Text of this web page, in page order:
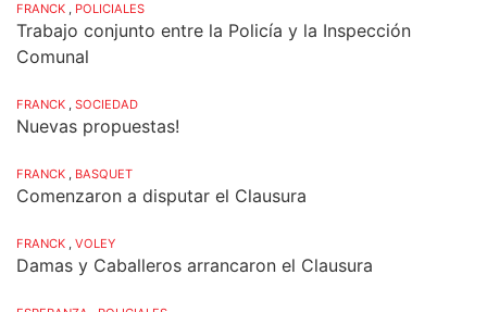
FRANCK , POLICIALES
Trabajo conjunto entre la Policía y la Inspección
Comunal
FRANCK , SOCIEDAD
Nuevas propuestas!
FRANCK , BASQUET
Comenzaron a disputar el Clausura
FRANCK , VOLEY
Damas y Caballeros arrancaron el Clausura